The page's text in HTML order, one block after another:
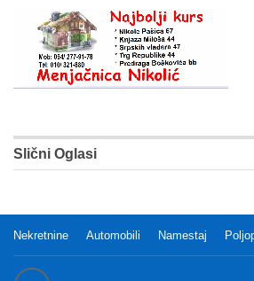
Slični Oglasi
Nekretnine Automobili Namestaj